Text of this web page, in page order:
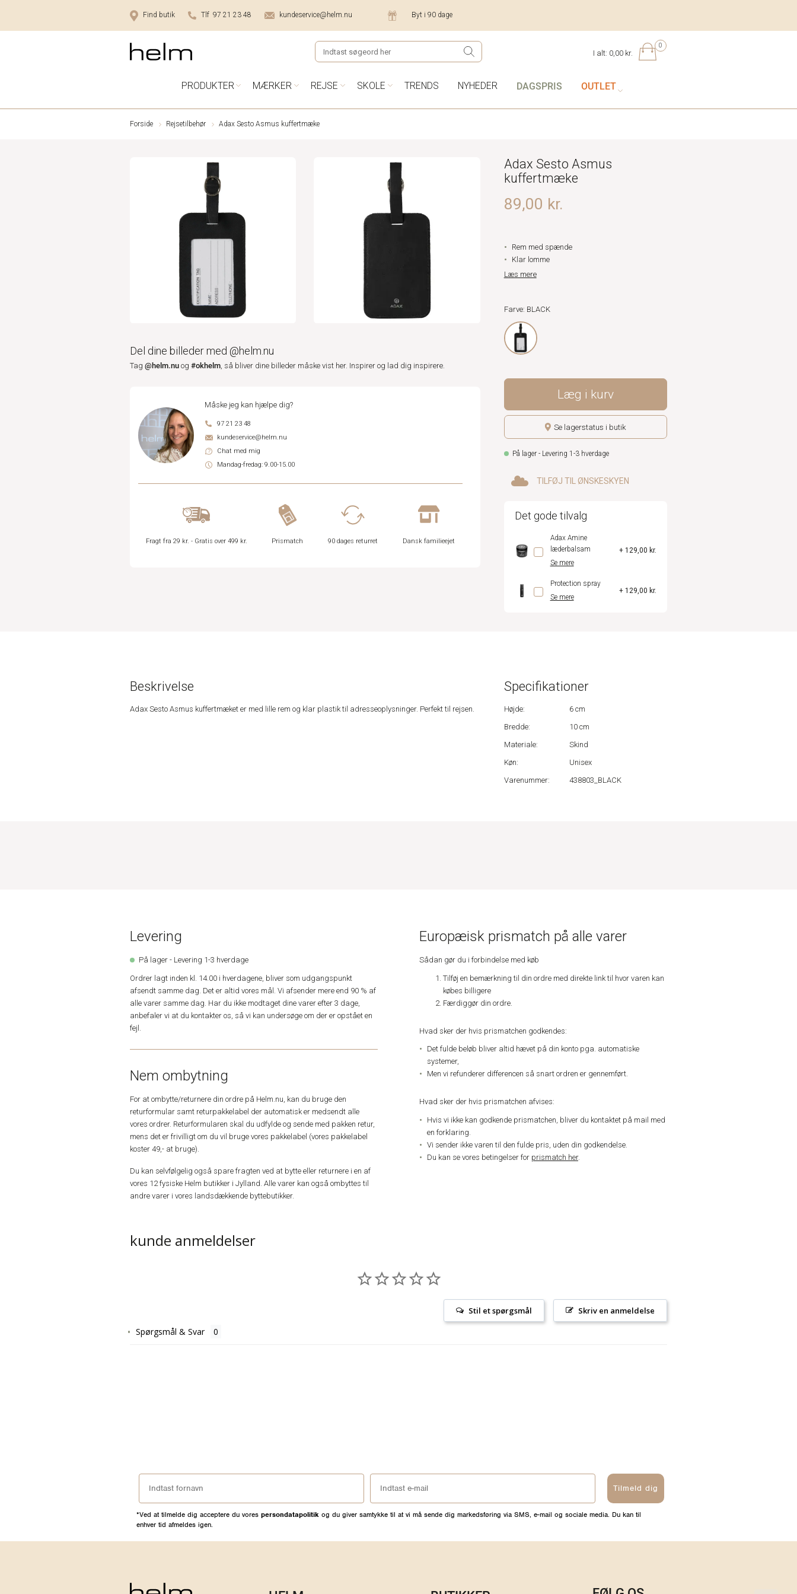
Find butik Tlf 97 21 23 48 kundeservice@helm.nu Byt i 90 dage
0
I alt: 0,00 kr.
PRODUKTER MÆRKER REJSE SKOLE TRENDS NYHEDER DAGSPRIS OUTLET
Forside Rejsetilbehør Adax Sesto Asmus kuffertmæke
Del dine billeder med @helm.nu
Tag @helm.nu og #okhelm, så bliver dine billeder måske vist her. Inspirer og lad dig inspirere.
Måske jeg kan hjælpe dig?
97 21 23 48
kundeservice@helm.nu
Chat med mig
Mandag-fredag: 9.00-15.00
Fragt fra 29 kr. - Gratis over 499 kr. Prismatch 90 dages returret Dansk familieejet
Adax Sesto Asmus
kuffertmæke
89,00 kr.
Rem med spænde
Klar lomme
Læs mere
Farve: BLACK
Læg i kurv
Se lagerstatus i butik
På lager - Levering 1-3 hverdage
TILFØJ TIL ØNSKESKYEN
Det gode tilvalg
Adax Amine
læderbalsam
Se mere
+ 129,00 kr.
Protection spray
Se mere
+ 129,00 kr.
Beskrivelse
Adax Sesto Asmus kuffertmæket er med lille rem og klar plastik til adresseoplysninger. Perfekt til rejsen.
Specifikationer
Højde:
6 cm
Bredde:
10 cm
Materiale:
Skind
Køn:
Unisex
Varenummer:
438803_BLACK
Levering
På lager - Levering 1-3 hverdage
Ordrer lagt inden kl. 14.00 i hverdagene, bliver som udgangspunkt
afsendt samme dag. Det er altid vores mål. Vi afsender mere end 90 % af
alle varer samme dag. Har du ikke modtaget dine varer efter 3 dage,
anbefaler vi at du kontakter os, så vi kan undersøge om der er opstået en
fejl.
Nem ombytning
For at ombytte/returnere din ordre på Helm.nu, kan du bruge den
returformular samt returpakkelabel der automatisk er medsendt alle
vores ordrer. Returformularen skal du udfylde og sende med pakken retur,
mens det er frivilligt om du vil bruge vores pakkelabel (vores pakkelabel
koster 49,- at bruge).
Du kan selvfølgelig også spare fragten ved at bytte eller returnere i en af
vores 12 fysiske Helm butikker i Jylland. Alle varer kan også ombyttes til
andre varer i vores landsdækkende byttebutikker.
Europæisk prismatch på alle varer
Sådan gør du i forbindelse med køb
Tilføj en bemærkning til din ordre med direkte link til hvor varen kan
købes billigere
Færdiggør din ordre.
Hvad sker der hvis prismatchen godkendes:
Det fulde beløb bliver altid hævet på din konto pga. automatiske
systemer,
Men vi refunderer differencen så snart ordren er gennemført.
Hvad sker der hvis prismatchen afvises:
Hvis vi ikke kan godkende prismatchen, bliver du kontaktet på mail med
en forklaring.
Vi sender ikke varen til den fulde pris, uden din godkendelse.
Du kan se vores betingelser for prismatch her.
kunde anmeldelser
Skriv en anmeldelse
Stil et spørgsmål
Spørgsmål & Svar
Tilmeld dig
*Ved at tilmelde dig acceptere du vores persondatapolitik og du giver samtykke til at vi må sende dig markedsføring via SMS, e-mail og sociale media. Du kan til
enhver tid afmeldes igen.